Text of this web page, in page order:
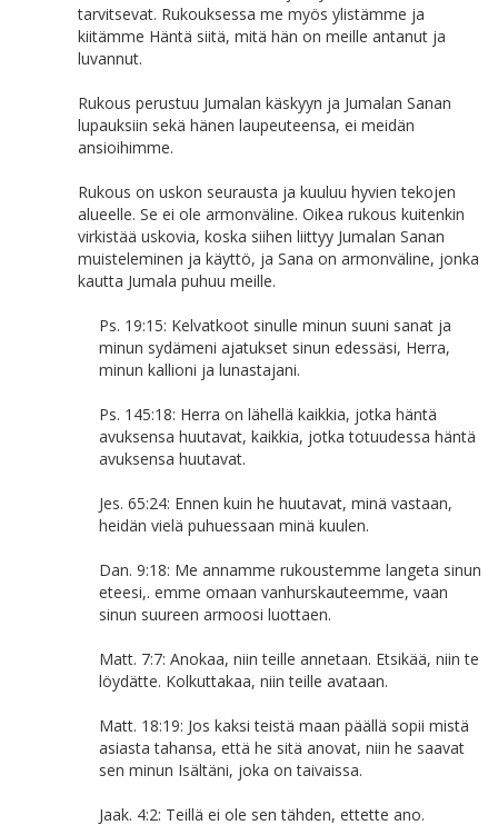
tarvitsevat. Rukouksessa me myös ylistämme ja
kiitämme Häntä siitä, mitä hän on meille antanut ja
luvannut.
Rukous perustuu Jumalan käskyyn ja Jumalan Sanan
lupauksiin sekä hänen laupeuteensa, ei meidän
ansioihimme.
Rukous on uskon seurausta ja kuuluu hyvien tekojen
alueelle. Se ei ole armonväline. Oikea rukous kuitenkin
virkistää uskovia, koska siihen liittyy Jumalan Sanan
muisteleminen ja käyttö, ja Sana on armonväline, jonka
kautta Jumala puhuu meille.
Ps. 19:15: Kelvatkoot sinulle minun suuni sanat ja
minun sydämeni ajatukset sinun edessäsi, Herra,
minun kallioni ja lunastajani.
Ps. 145:18: Herra on lähellä kaikkia, jotka häntä
avuksensa huutavat, kaikkia, jotka totuudessa häntä
avuksensa huutavat.
Jes. 65:24: Ennen kuin he huutavat, minä vastaan,
heidän vielä puhuessaan minä kuulen.
Dan. 9:18: Me annamme rukoustemme langeta sinun
eteesi,. emme omaan vanhurskauteemme, vaan
sinun suureen armoosi luottaen.
Matt. 7:7: Anokaa, niin teille annetaan. Etsikää, niin te
löydätte. Kolkuttakaa, niin teille avataan.
Matt. 18:19: Jos kaksi teistä maan päällä sopii mistä
asiasta tahansa, että he sitä anovat, niin he saavat
sen minun Isältäni, joka on taivaissa.
Jaak. 4:2: Teillä ei ole sen tähden, ettette ano.